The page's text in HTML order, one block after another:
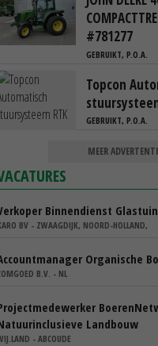
#781277
GEBRUIKT, P.O.A.
Topcon
GEBRUIKT, P.O.A.
MEER
Binnendienst
BV - ZWAAGDIJK, NOORD-HOLLAND,
Organische
B.V. - NL
Landbouw
- ABCOUDE